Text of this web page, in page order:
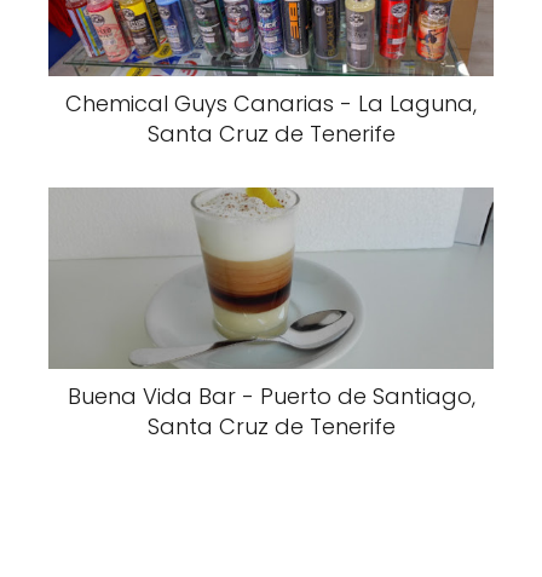
Chemical Guys Canarias - La Laguna,
Santa Cruz de Tenerife
Buena Vida Bar - Puerto de Santiago,
Santa Cruz de Tenerife